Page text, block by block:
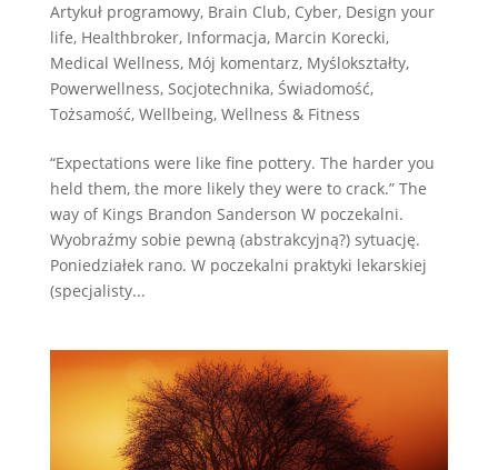
Artykuł programowy, Brain Club, Cyber, Design your
life, Healthbroker, Informacja, Marcin Korecki,
Medical Wellness, Mój komentarz, Myślokształty,
Powerwellness, Socjotechnika, Świadomość,
Tożsamość, Wellbeing, Wellness & Fitness
“Expectations were like fine pottery. The harder you
held them, the more likely they were to crack.” The
way of Kings Brandon Sanderson W poczekalni.
Wyobraźmy sobie pewną (abstrakcyjną?) sytuację.
Poniedziałek rano. W poczekalni praktyki lekarskiej
(specjalisty...